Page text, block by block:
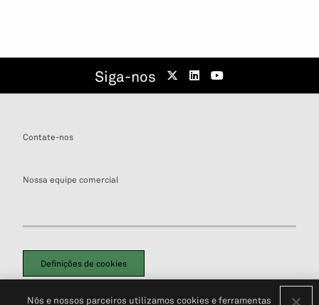
Siga-nos
Contate-nos
Nossa equipe comercial
Definições de cookies
Nós e nossos parceiros utilizamos cookies e ferramentas